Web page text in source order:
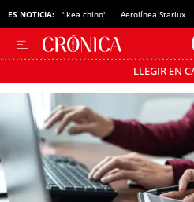
ES NOTICIA: 'Ikea chino' Aerolínea Starlux
LLEGIR EN
Pásate al MODO